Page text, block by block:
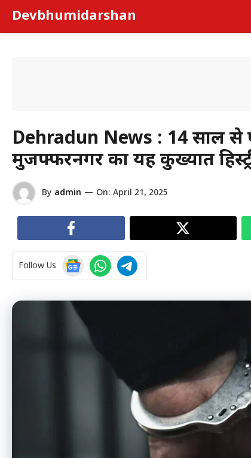
content
Devbhumidarshan
Dehradun News : 14 साल से
मुजफ्फरनगर का यह कुख्यात
By admin — On: April 21, 2025
Follow Us